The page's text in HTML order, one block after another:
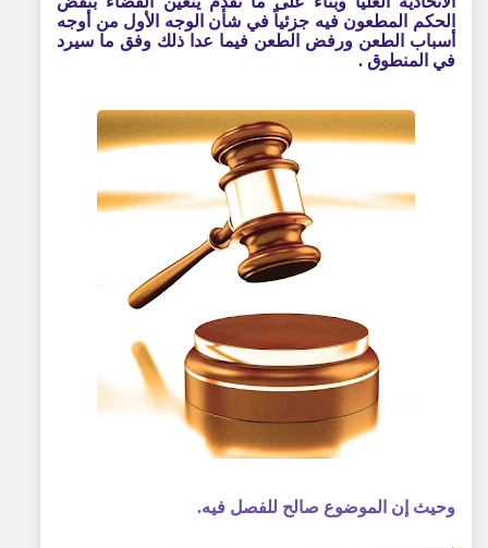
الحكم المطعون فيه جزئياً في شأن الوجه الأول من أوجه
أسباب الطعن ورفض الطعن فيما عدا ذلك وفق ما سيرد
في المنطوق .
وحيث إن الموضوع صالح للفصل فيه.